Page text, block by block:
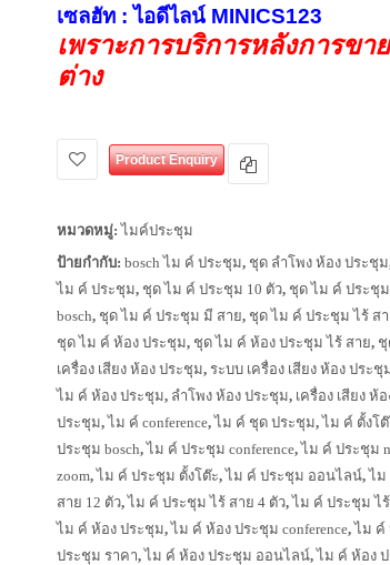
เซลฮัท : ไอดีไลน์ MINICS123
เพราะการบริการหลังการขา
ต่าง
Product Enquiry
หมวดหมู่:ไมค์ประชุม
ป้ายกำกับ: bosch ไม ค์ ประชุม, ชุด ลำโพง ห้อง ประชุม
ไม ค์ ประชุม, ชุด ไม ค์ ประชุม 10 ตัว, ชุด ไม ค์ ประชุม
bosch, ชุด ไม ค์ ประชุม มี สาย, ชุด ไม ค์ ประชุม ไร้ ส
ชุด ไม ค์ ห้อง ประชุม, ชุด ไม ค์ ห้อง ประชุม ไร้ สาย, ชุ
เครื่อง เสียง ห้อง ประชุม, ระบบ เครื่อง เสียง ห้อง ประชุ
ไม ค์ ห้อง ประชุม, ลำโพง ห้อง ประชุม, เครื่อง เสียง ห้
ประชุม,ไม ค์ conference,ไม ค์ ชุด ประชุม,ไม ค์ ตั้งโ
ประชุม bosch,ไม ค์ ประชุม conference,ไม ค์ ประชุม
zoom,ไม ค์ ประชุม ตั้งโต๊ะ,ไม ค์ ประชุม ออนไลน์,ไม
สาย 12 ตัว,ไม ค์ ประชุม ไร้ สาย 4 ตัว,ไม ค์ ประชุม ไ
ไม ค์ ห้อง ประชุม,ไม ค์ ห้อง ประชุม conference,ไม ค์
ประชุม ราคา,ไม ค์ ห้อง ประชุม ออนไลน์,ไม ค์ ห้อง